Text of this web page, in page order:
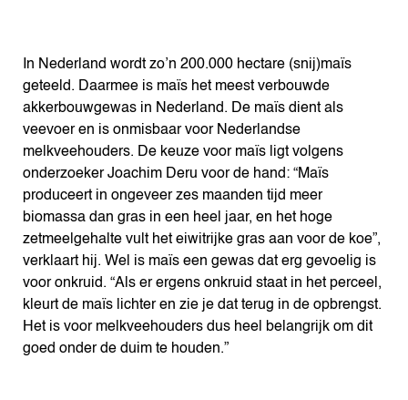
In Nederland wordt zo’n 200.000 hectare (snij)maïs
geteeld. Daarmee is maïs het meest verbouwde
akkerbouwgewas in Nederland. De maïs dient als
veevoer en is onmisbaar voor Nederlandse
melkveehouders. De keuze voor maïs ligt volgens
onderzoeker Joachim Deru voor de hand: “Maïs
produceert in ongeveer zes maanden tijd meer
biomassa dan gras in een heel jaar, en het hoge
zetmeelgehalte vult het eiwitrijke gras aan voor de koe”,
verklaart hij. Wel is maïs een gewas dat erg gevoelig is
voor onkruid. “Als er ergens onkruid staat in het perceel,
kleurt de maïs lichter en zie je dat terug in de opbrengst.
Het is voor melkveehouders dus heel belangrijk om dit
goed onder de duim te houden.”